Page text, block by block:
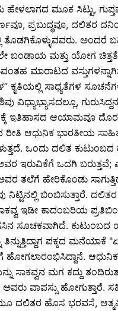
ಮೂಕ ಸಿಟ್ಟು,
ಪ್ರಬುದ್ಧವೂ,
ಅಂದರೆ
ಬಂಡಾಯ ಮತ್ತು ಯೋಗ
ಮಾರಾಟದ
ಕೃತಿಯಲ್ಲಿ ಸಾಧ್ಯತೆಗಳ
ಇತಿಹಾಸದ ಆಯಾಮವೂ
ರೀತಿ ಆಧುನಿಕ ಭಾರತೀಯ
ಒಂದು ದಲಿತ ಕುಟುಂಬದ
ಇರುವಿಕೆಗೆ ಒದಗಿ
ತಲೆಗೆ ಹೇರಿಕೊಂಡು
ನಿಟ್ಟಿನಲ್ಲಿ ಬಿಂಬಿಸುತ್ತಾರೆ.
ಇಡೀ ಕಾದಂಬರಿಯ
ಸೂಚಕವಾಗಿದೆ. ಕುಟುಂಬದ
ಪಕ್ಕದ ಮನೆಯಾಕೆ
ಹೋಗಲಾರಂಭಿಸಿದ್ದಾನೆ.
ಸಾಕವ್ವನ ಮಗ ಕದ್ದು
ವಾಪಸ್ಸು ಹೋಗುತ್ತಾರೆ.
ದಲಿತರ ಹೊಸ ಭರವಸೆ,